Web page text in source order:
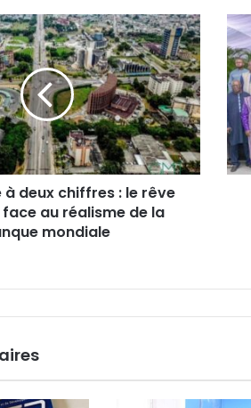
à deux chiffres : le rêve
au réalisme de la
mondiale
:
le
veut
la